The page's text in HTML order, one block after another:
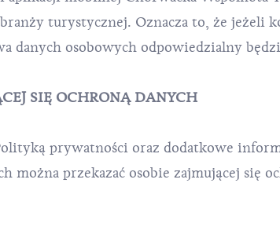
turystycznej. Oznacza to, że jeżeli
danych osobowych odpowiedzialny
SIĘ OCHRONĄ DANYCH
prywatności oraz dodatkowe
można przekazać osobie zajmującej się